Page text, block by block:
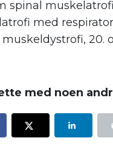
spinal
med
20.
med noen